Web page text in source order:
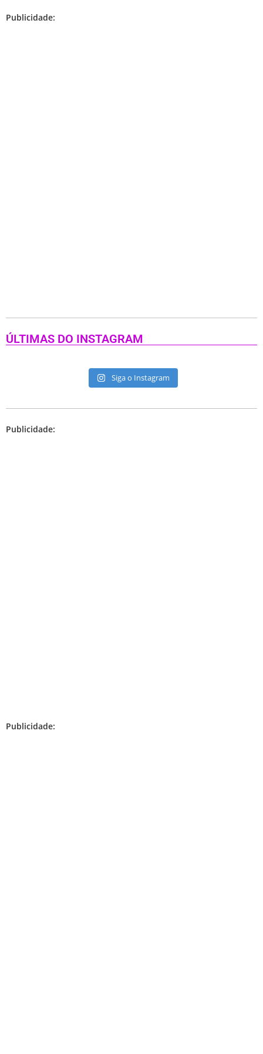
Publicidade:
ÚLTIMAS DO INSTAGRAM
Siga o Instagram
Publicidade:
Publicidade: